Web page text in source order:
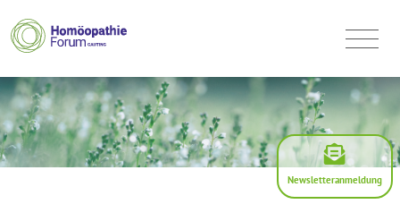
Newsletteranmeldung